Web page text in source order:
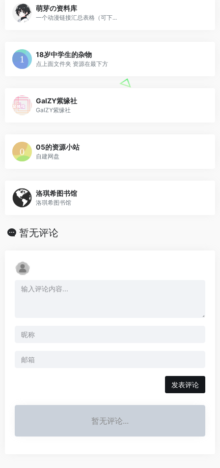
萌芽の资料库
一个动漫链接汇总表格（可下...
18岁中学生的杂物
点上面文件夹 资源在最下方
GalZY紫缘社
GalZY紫缘社
05的资源小站
自建网盘
洛琪希图书馆
洛琪希图书馆
暂无评论
发表评论
暂无评论...